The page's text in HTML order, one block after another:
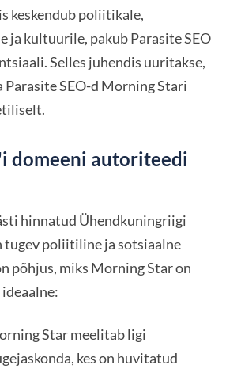
keskendub poliitikale,
ja kultuurile, pakub Parasite SEO
Selles juhendis uuritakse,
SEO-d Morning Stari
domeeni autoriteedi
hinnatud Ühendkuningriigi
tugev poliitiline ja sotsiaalne
põhjus, miks Morning Star on
Star meelitab ligi
kes on huvitatud